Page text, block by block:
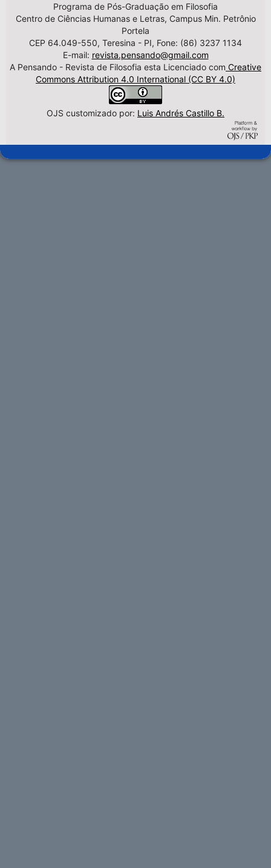
Programa de Pós-Graduação em Filosofia
Centro de Ciências Humanas e Letras, Campus Min. Petrônio
Portela
CEP 64.049-550, Teresina - PI, Fone: (86) 3237 1134
E-mail: revista.pensando@gmail.com
A Pensando - Revista de Filosofia esta Licenciado com Creative
Commons Attribution 4.0 International (CC BY 4.0)
OJS customizado por: Luis Andrés Castillo B.